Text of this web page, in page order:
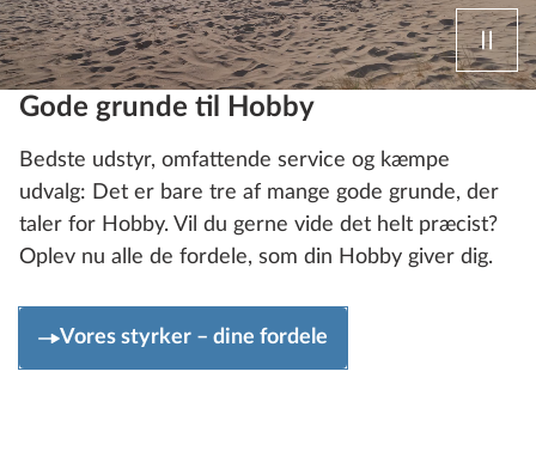
Gode grunde til Hobby
Bedste udstyr, omfattende service og kæmpe
udvalg: Det er bare tre af mange gode grunde, der
taler for Hobby. Vil du gerne vide det helt præcist?
Oplev nu alle de fordele, som din Hobby giver dig.
Vores styrker – dine fordele